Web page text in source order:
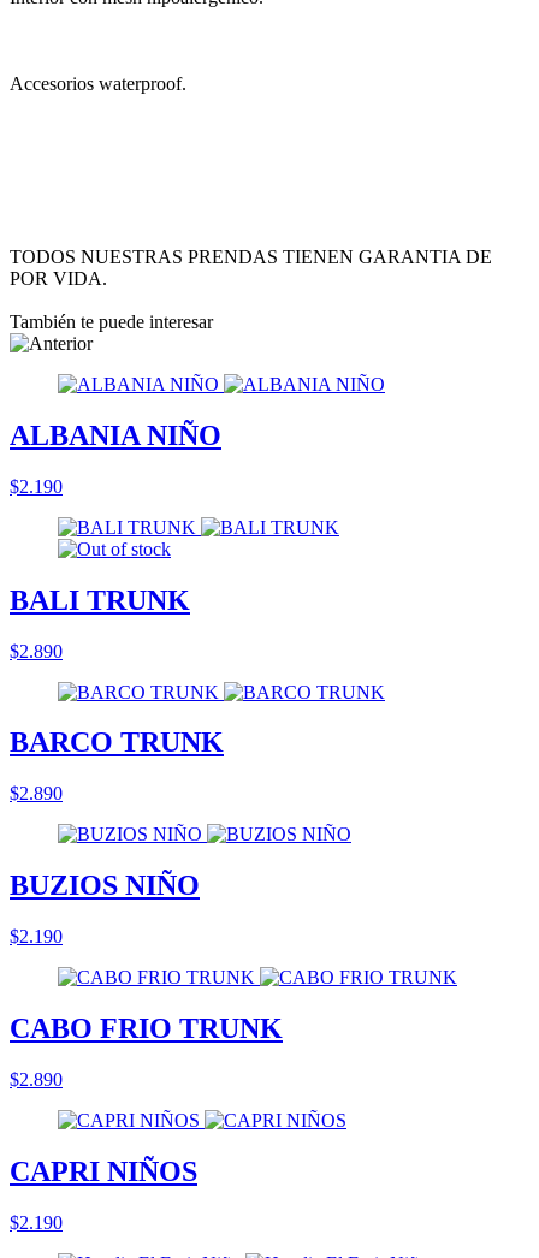
Accesorios waterproof.
TODOS NUESTRAS PRENDAS TIENEN GARANTIA DE
POR VIDA.
También te puede interesar
ALBANIA NIÑO
$2.190
BALI TRUNK
$2.890
BARCO TRUNK
$2.890
BUZIOS NIÑO
$2.190
CABO FRIO TRUNK
$2.890
CAPRI NIÑOS
$2.190